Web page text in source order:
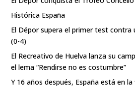
Histórica España
El Dépor supera el primer test contra
(0-4)
El Recreativo de Huelva lanza su
el lema “Rendirse no es costumbre”
Y 16 años después, España está en